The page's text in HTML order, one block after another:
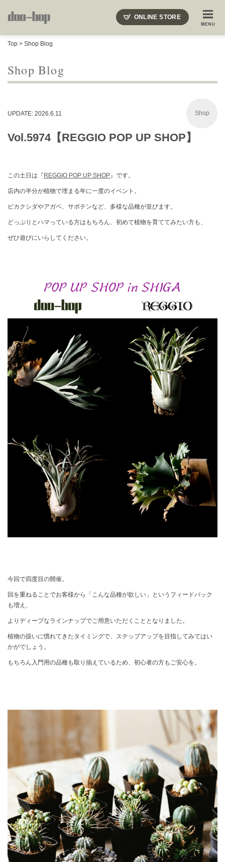
ONLINE STORE
Top > Shop Blog
Shop Blog
UPDATE: 2026.6.11 Shop
Vol.5974【REGGIO POP UP SHOP】
この土日は『 REGGIO POP UP SHOP』です。
店内の半分が植物で埋まる年に一度のイベント。
ビカクシダやアガベ、サボテンなど、多様な品種が並びます。
どっぷりとハマっている方はもちろん、初めて植物を育ててみたい方も、
ぜひ遊びにいらしてください。
今回で四度目の開催。
回を重ねることでお客様から「こんな品種が欲しい」というフィードバック
も増え、
よりディープなラインナップでご用意いただくこととなりました。
植物の扱いに慣れてきたタイミングで、ステップアップを目指してみてはい
かがでしょう。
もちろん入門用の品種も取り揃えているため、初心者の方もご安心を。